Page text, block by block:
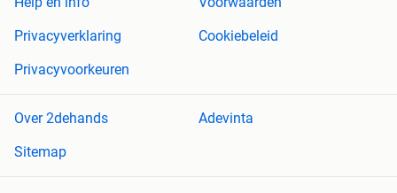
Privacyverklaring
Cookiebeleid
Privacyvoorkeuren
Over 2dehands
Adevinta
Sitemap